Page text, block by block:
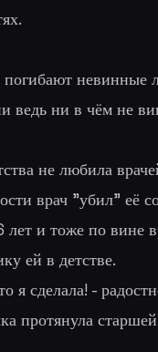
погибают невинные
ведь ни в чём не
не любила
врач "убил" её
и тоже по вине
ей в детстве.
сделала! -
старшей